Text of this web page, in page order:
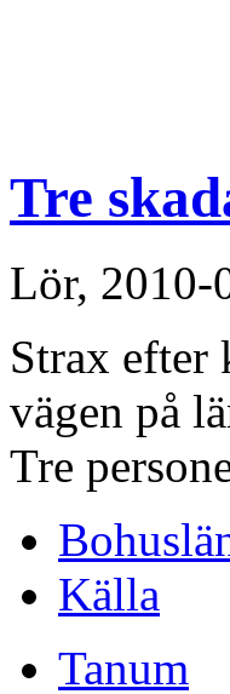
Tre
Lör, 2010-
Strax efter
vägen på
Tre
Källa
Tanum